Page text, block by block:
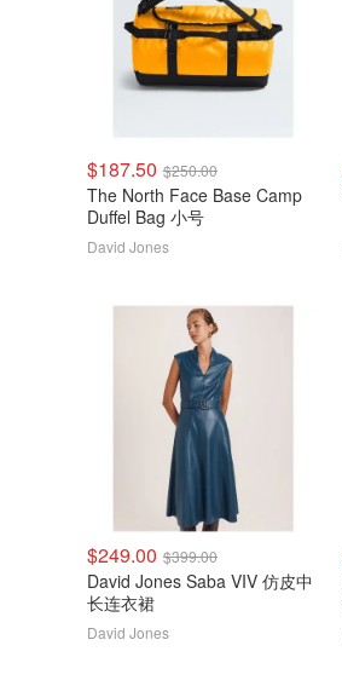
$187.50 $250.00
The North Face Base Camp
Duffel Bag 小号
David Jones
$249.00 $399.00
David Jones Saba VIV 仿皮中
长连衣裙
David Jones